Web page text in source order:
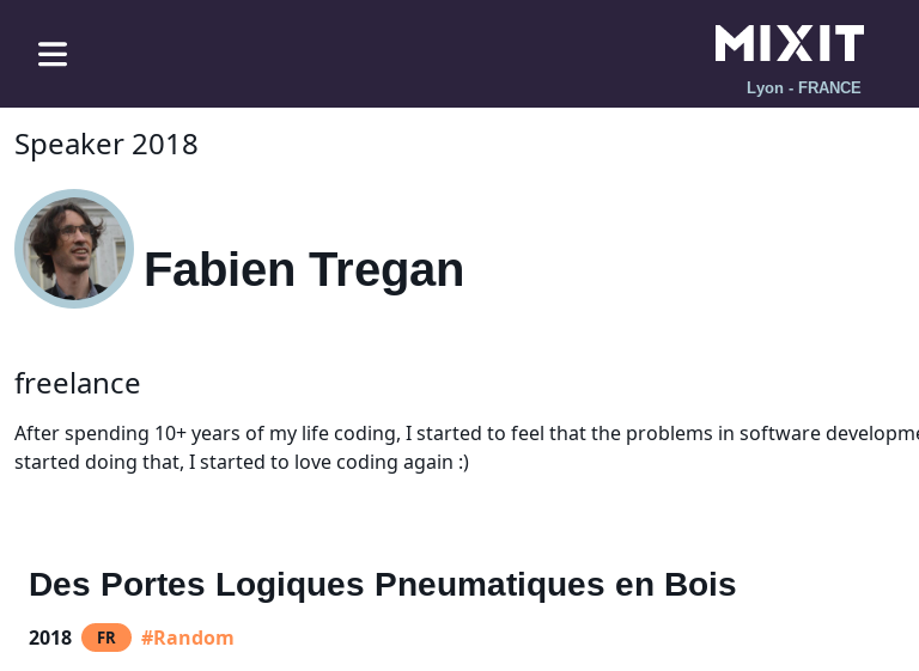
Lyon - FRANCE
Speaker 2018
Fabien Tregan
freelance
After spending 10+ years of my life coding, I started to feel that the problems in software
started doing that, I started to love coding again :)
Des Portes Logiques Pneumatiques en Bois
2018 FR
#Random